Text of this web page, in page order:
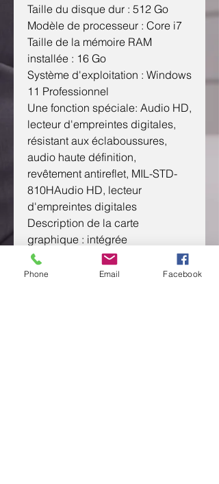
Taille du disque dur : 512 Go
Modèle de processeur : Core i7
Taille de la mémoire RAM
installée : 16 Go
Système d'exploitation : Windows
11 Professionnel
Une fonction spéciale: Audio HD,
lecteur d'empreintes digitales,
résistant aux éclaboussures,
audio haute définition,
revêtement antireflet, MIL-STD-
810HAudio HD, lecteur
d'empreintes digitales
Description de la carte
graphique : intégrée
Phone Email Facebook